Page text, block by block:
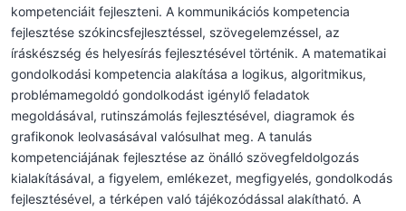
kompetenciáit fejleszteni. A kommunikációs kompetencia
fejlesztése szókincsfejlesztéssel, szövegelemzéssel, az
íráskészség és helyesírás fejlesztésével történik. A matematikai
gondolkodási kompetencia alakítása a logikus, algoritmikus,
problémamegoldó gondolkodást igénylő feladatok
megoldásával, rutinszámolás fejlesztésével, diagramok és
grafikonok leolvasásával valósulhat meg. A tanulás
kompetenciájának fejlesztése az önálló szövegfeldolgozás
kialakításával, a figyelem, emlékezet, megfigyelés, gondolkodás
fejlesztésével, a térképen való tájékozódással alakítható. A